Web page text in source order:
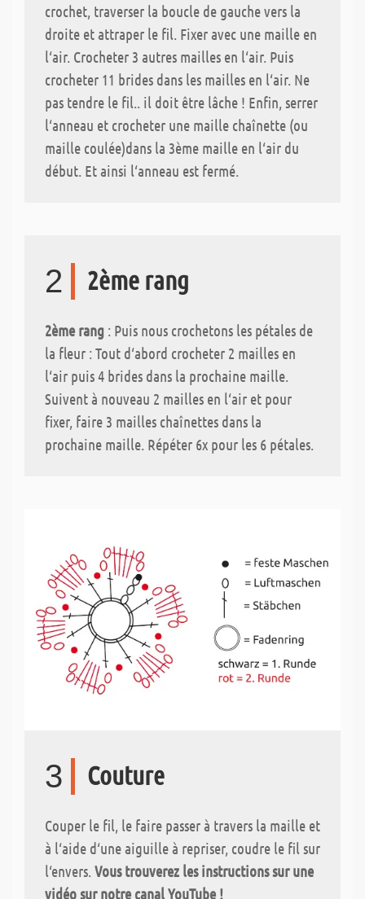
crochet, traverser la boucle de gauche vers la
droite et attraper le fil. Fixer avec une maille en
l‘air. Crocheter 3 autres mailles en l‘air. Puis
crocheter 11 brides dans les mailles en l‘air. Ne
pas tendre le fil.. il doit être lâche ! Enfin, serrer
l‘anneau et crocheter une maille chaînette (ou
maille coulée)dans la 3ème maille en l‘air du
début. Et ainsi l‘anneau est fermé.
2 2ème rang
2ème rang : Puis nous crochetons les pétales de
la fleur : Tout d‘abord crocheter 2 mailles en
l‘air puis 4 brides dans la prochaine maille.
Suivent à nouveau 2 mailles en l‘air et pour
fixer, faire 3 mailles chaînettes dans la
prochaine maille. Répéter 6x pour les 6 pétales.
3 Couture
Couper le fil, le faire passer à travers la maille et
à l‘aide d‘une aiguille à repriser, coudre le fil sur
l‘envers. Vous trouverez les instructions sur une
vidéo sur notre canal YouTube !